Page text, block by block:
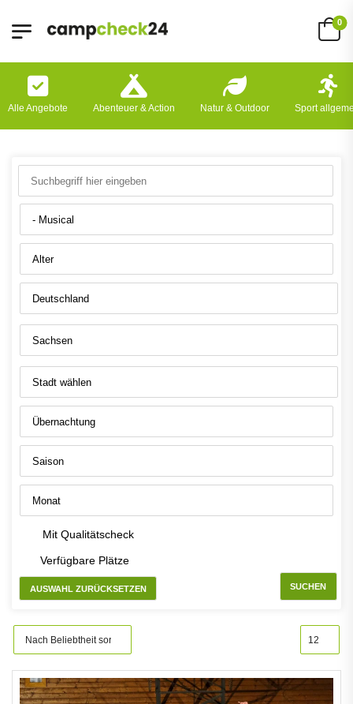
0
Alle Angebote Abenteuer & Action Natur & Outdoor Sport
Mit Qualitätscheck
Verfügbare Plätze
AUSWAHL ZURÜCKSETZEN SUCHEN